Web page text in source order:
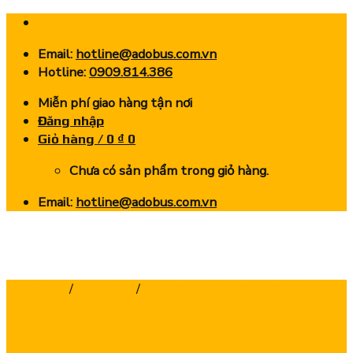
Skip
contentEmail: hotline@adobus.com.vn
Hotline:0909.814.386
Miễn phí giao hàng tận nơi
Đăng nhập
Giỏ hàng / 0 ₫ 0
Chưa có sản phẩm trong giỏ hàng.
Email: hotline@adobus.com.vn
/ /